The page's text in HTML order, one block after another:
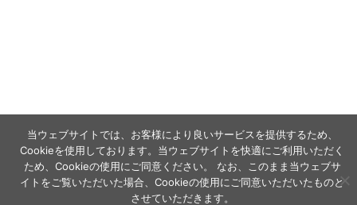
当ウェブサイトでは、お客様により良いサービスを提供するため、
Cookieを使用しております。当ウェブサイトを快適にご利用いただく
ため、Cookieの使用にご同意ください。 なお、このまま当ウェブサ
イトをご覧いただいた場合、Cookieの使用にご同意いただいたものと
させていただきます。